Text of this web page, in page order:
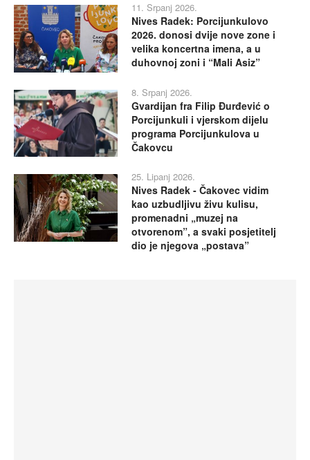
11. Srpanj 2026.
Nives Radek: Porcijunkulovo
2026. donosi dvije nove zone i
velika koncertna imena, a u
duhovnoj zoni i “Mali Asiz”
8. Srpanj 2026.
Gvardijan fra Filip Đurđević o
Porcijunkuli i vjerskom dijelu
programa Porcijunkulova u
Čakovcu
25. Lipanj 2026.
Nives Radek - Čakovec vidim
kao uzbudljivu živu kulisu,
promenadni „muzej na
otvorenom”, a svaki posjetitelj
dio je njegova „postava”